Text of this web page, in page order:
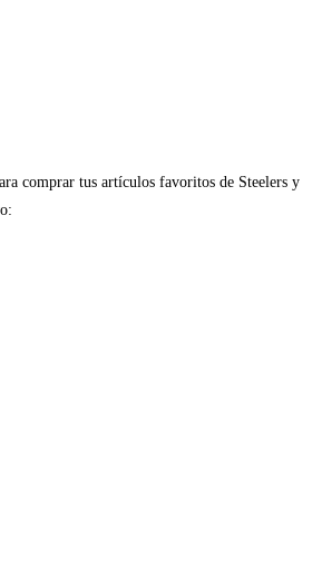
comprar tus artículos favoritos de Steelers y